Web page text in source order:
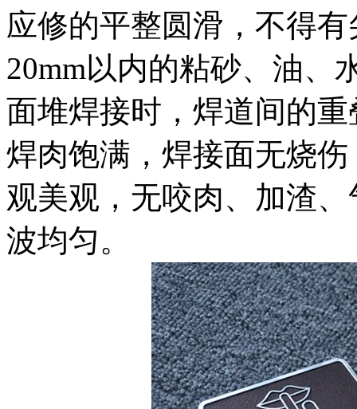
应修的平整圆滑，不得
20mm以内的粘砂、油、
面堆焊接时，焊道间的
焊肉饱满，焊接面无烧
观美观，无咬肉、加渣
波均匀。